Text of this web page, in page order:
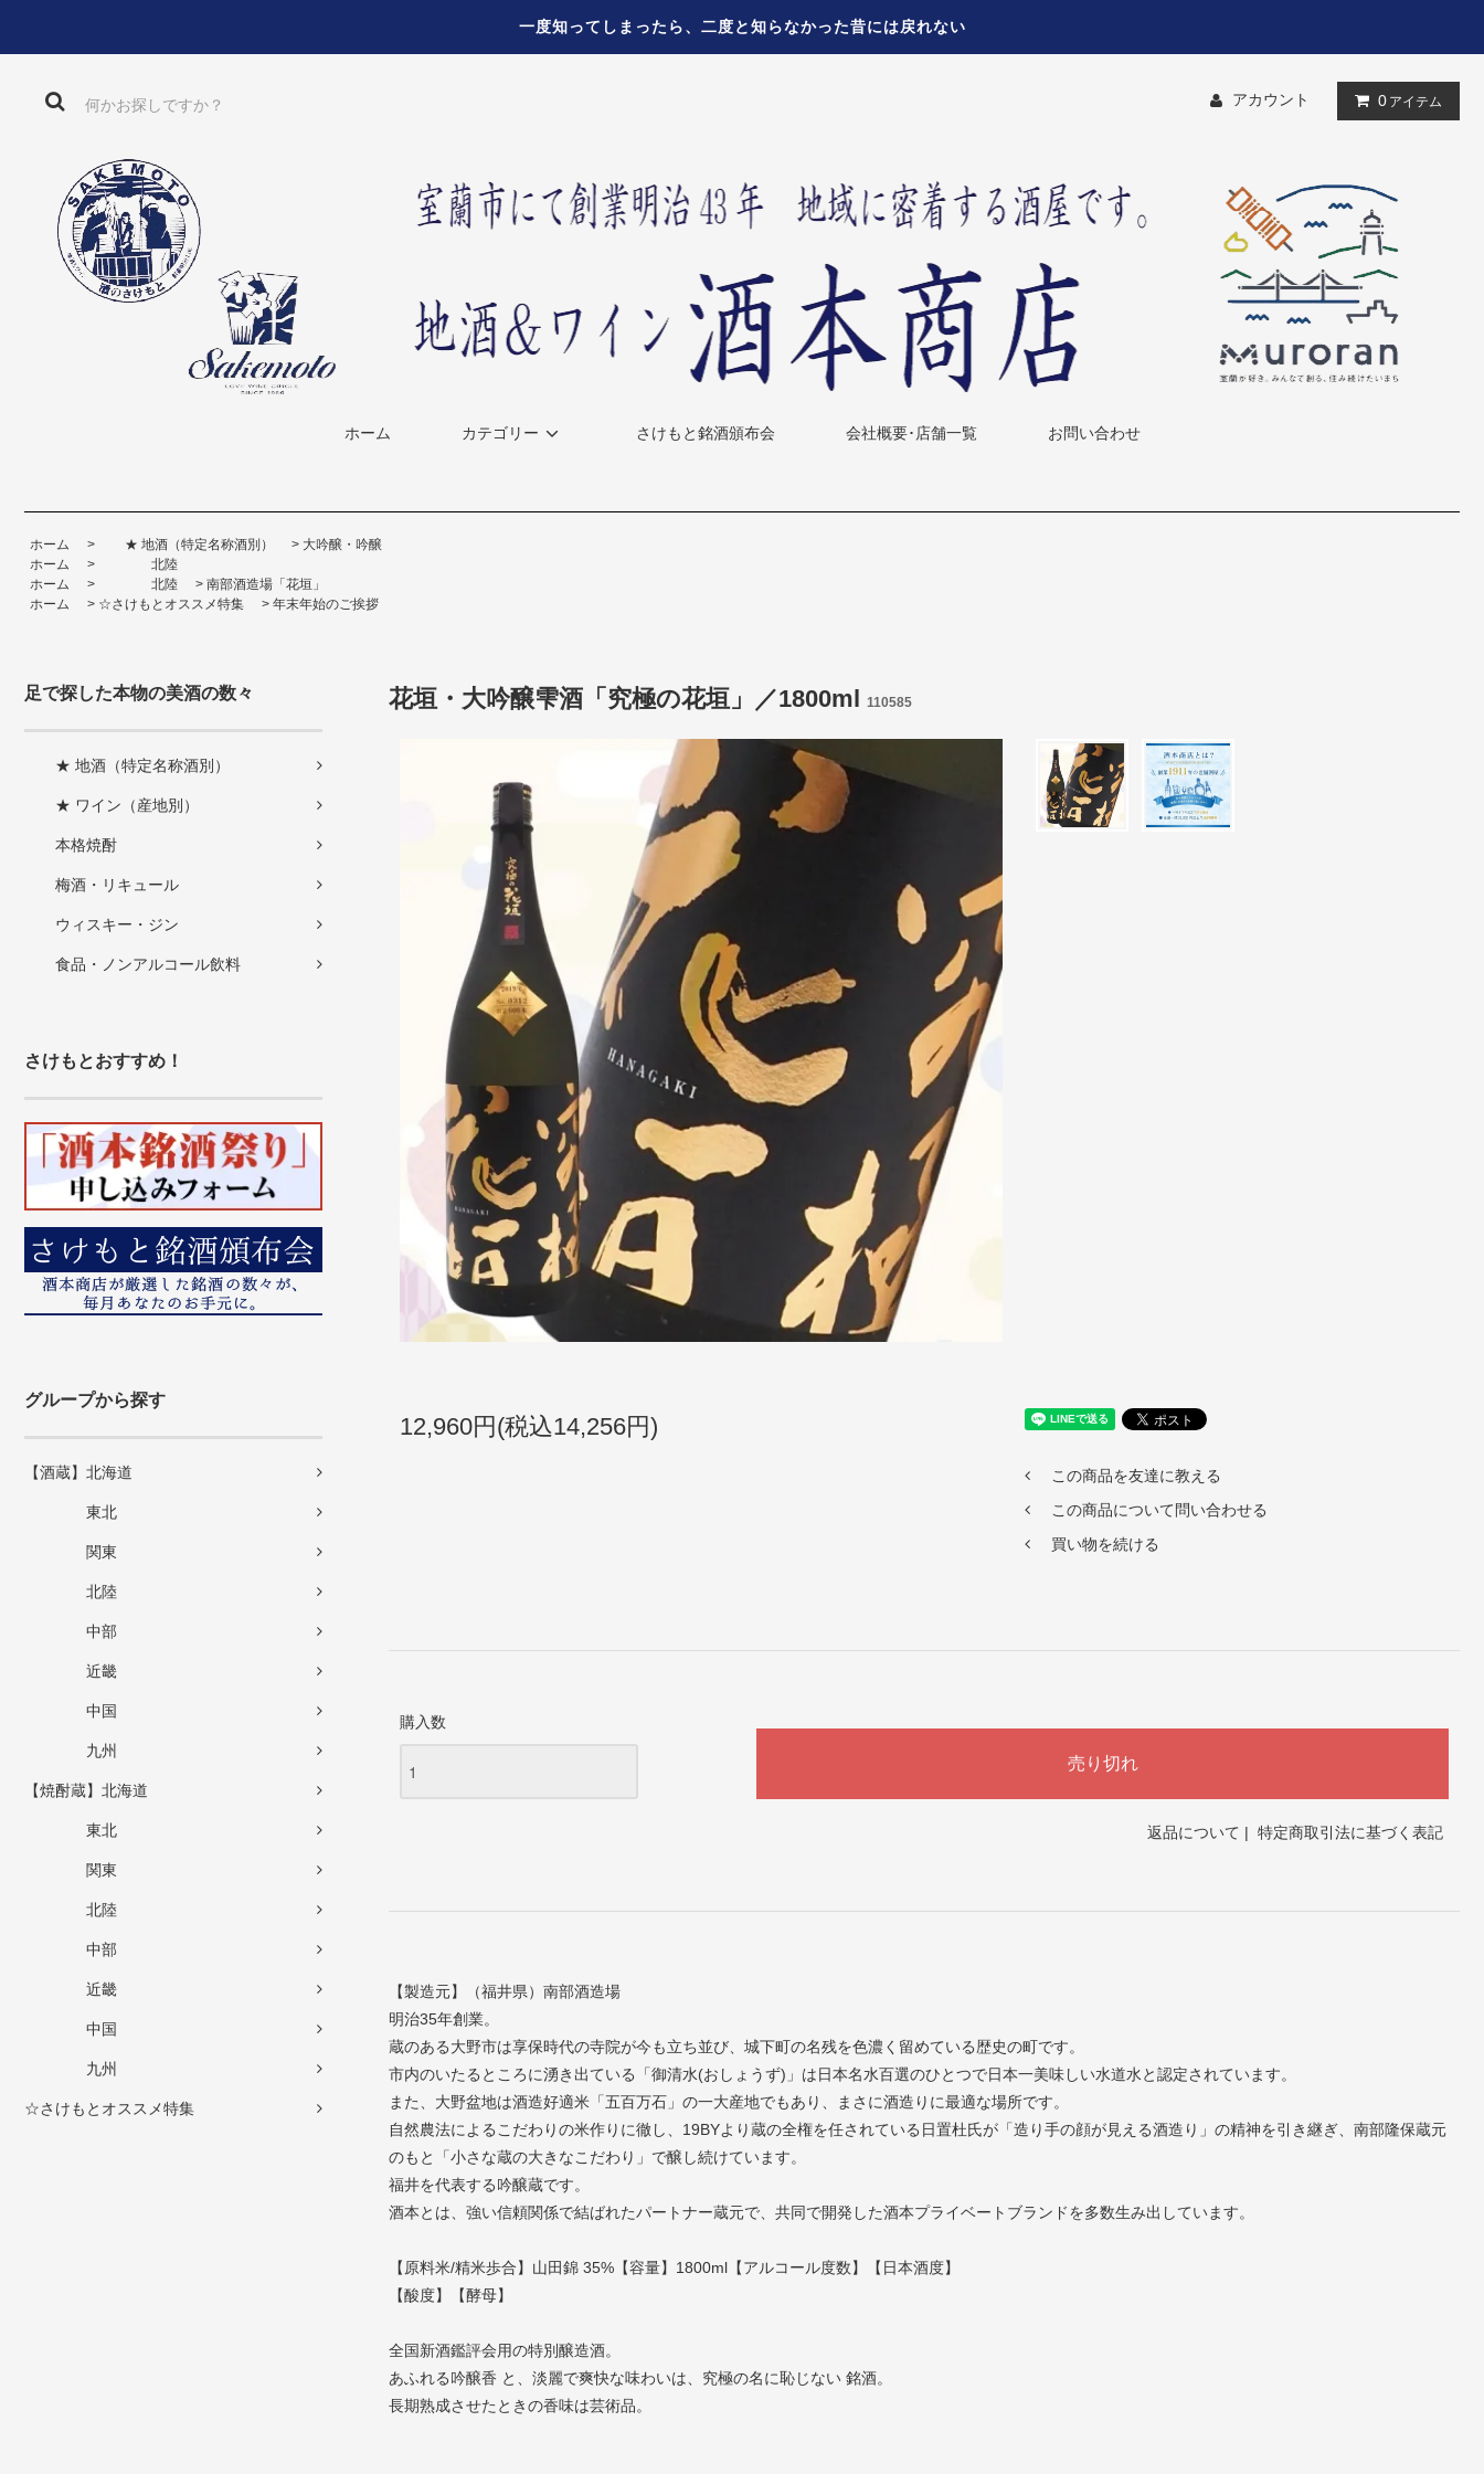
一度知ってしまったら、二度と知らなかった昔には戻れない
アカウント 0 アイテム
ホーム カテゴリー さけもと銘酒頒布会 会社概要･店舗一覧 お問い合わせ
ホーム > ★ 地酒（特定名称酒別） > 大吟醸・吟醸
ホーム
>
北陸
ホーム
> 北陸 > 南部酒造場「花垣」
ホーム
> ☆さけもとオススメ特集 > 年末年始のご挨拶
足で探した本物の美酒の数々
★ 地酒（特定名称酒別）
★ ワイン（産地別）
本格焼酎
梅酒・リキュール
ウィスキー・ジン
食品・ノンアルコール飲料
さけもとおすすめ！
グループから探す
【酒蔵】北海道
東北
関東
北陸
中部
近畿
中国
九州
【焼酎蔵】北海道
東北
関東
北陸
中部
近畿
中国
九州
☆さけもとオススメ特集
花垣・大吟醸雫酒「究極の花垣」／1800ml 110585
12,960円(税込14,256円)
この商品を友達に教える
この商品について問い合わせる
買い物を続ける
購入数
返品について | 特定商取引法に基づく表記
【製造元】（福井県）南部酒造場
明治35年創業。
蔵のある大野市は享保時代の寺院が今も立ち並び、城下町の名残を色濃く留めている歴史の町です。
市内のいたるところに湧き出ている「御清水(おしょうず)」は日本名水百選のひとつで日本一美味しい水道水と認定されています。
また、大野盆地は酒造好適米「五百万石」の一大産地でもあり、まさに酒造りに最適な場所です。
自然農法によるこだわりの米作りに徹し、19BYより蔵の全権を任されている日置杜氏が「造り手の顔が見える酒造り」の精神を引き継ぎ、南部隆保蔵元
のもと「小さな蔵の大きなこだわり」で醸し続けています。
福井を代表する吟醸蔵です。
酒本とは、強い信頼関係で結ばれたパートナー蔵元で、共同で開発した酒本プライベートブランドを多数生み出しています。
【原料米/精米歩合】山田錦 35%【容量】1800ml【アルコール度数】【日本酒度】
【酸度】【酵母】
全国新酒鑑評会用の特別醸造酒。
あふれる吟醸香 と、淡麗で爽快な味わいは、究極の名に恥じない 銘酒。
長期熟成させたときの香味は芸術品。